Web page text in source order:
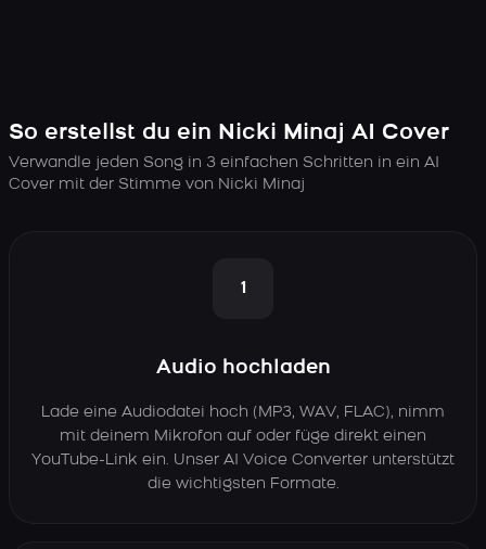
So erstellst du ein Nicki Minaj AI Cover
Verwandle jeden Song in 3 einfachen Schritten in ein AI
Cover mit der Stimme von Nicki Minaj
1
Audio hochladen
Lade eine Audiodatei hoch (MP3, WAV, FLAC), nimm
mit deinem Mikrofon auf oder füge direkt einen
YouTube-Link ein. Unser AI Voice Converter unterstützt
die wichtigsten Formate.